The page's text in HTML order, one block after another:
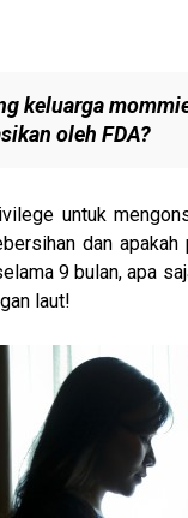
keluarga
oleh FDA?
untuk
dan
9 bulan, apa
laut!